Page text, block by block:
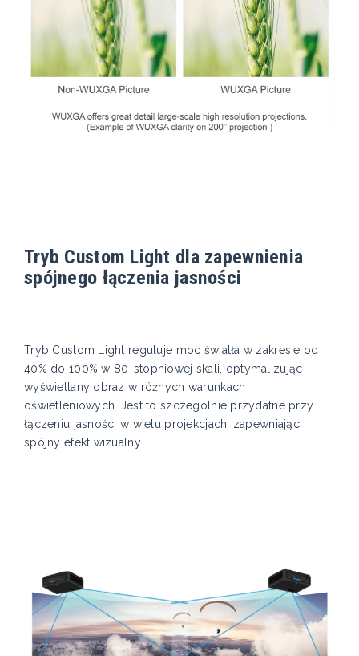
Tryb Custom Light dla zapewnienia
spójnego łączenia jasności
Tryb Custom Light reguluje moc światła w zakresie od
40% do 100% w 80-stopniowej skali, optymalizując
wyświetlany obraz w różnych warunkach
oświetleniowych. Jest to szczególnie przydatne przy
łączeniu jasności w wielu projekcjach, zapewniając
spójny efekt wizualny.